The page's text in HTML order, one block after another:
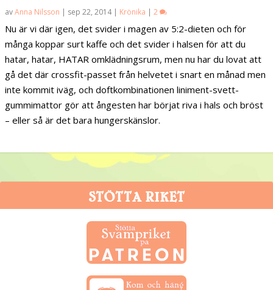
avAnna Nilsson | sep 22, 2014| Krönika | 2
Nu är vi där igen, det svider i magen av 5:2-dieten och för
många koppar surt kaffe och det svider i halsen för att du
hatar, hatar, HATAR omklädningsrum, men nu har du lovat att
gå det där crossfit-passet från helvetet i snart en månad men
inte kommit iväg, och doftkombinationen liniment-svett-
gummimattor gör att ångesten har börjat riva i hals och bröst
– eller så är det bara hungerskänslor.
STÖTTA RIKET